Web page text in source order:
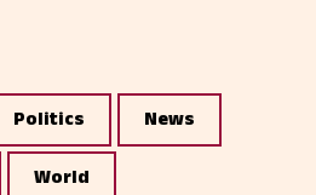
Politics News
World